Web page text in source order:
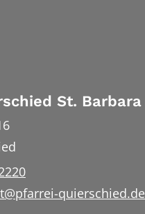
St. Barbara
quierschied.de